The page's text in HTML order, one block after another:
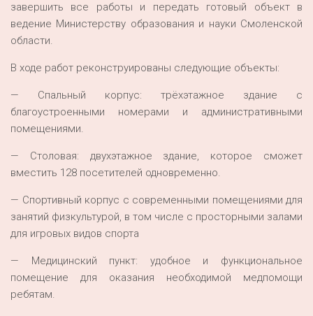
завершить все работы и передать готовый объект в
ведение Министерству образования и науки Смоленской
области.
В ходе работ реконструированы следующие объекты:
— Спальный корпус: трёхэтажное здание с
благоустроенными номерами и административными
помещениями.
— Столовая: двухэтажное здание, которое сможет
вместить 128 посетителей одновременно.
— Спортивный корпус с современными помещениями для
занятий физкультурой, в том числе с просторными залами
для игровых видов спорта
— Медицинский пункт: удобное и функциональное
помещение для оказания необходимой медпомощи
ребятам.